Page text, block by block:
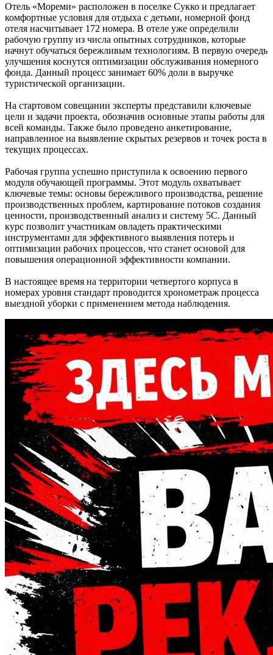
Отель «Мореми» расположен в поселке Сукко и предлагает
комфортные условия для отдыха с детьми, номерной фонд
отеля насчитывает 172 номера. В отеле уже определили
рабочую группу из числа опытных сотрудников, которые
начнут обучаться бережливым технологиям. В первую очередь
улучшения коснутся оптимизации обслуживания номерного
фонда. Данный процесс занимает 60% доли в выручке
туристической организации.
На стартовом совещании эксперты представили ключевые
цели и задачи проекта, обозначив основные этапы работы для
всей команды. Также было проведено анкетирование,
направленное на выявление скрытых резервов и точек роста в
текущих процессах.
Рабочая группа успешно приступила к освоению первого
модуля обучающей программы. Этот модуль охватывает
ключевые темы: основы бережливого производства, решение
производственных проблем, картирование потоков создания
ценности, производственный анализ и систему 5С. Данный
курс позволит участникам овладеть практическими
инструментами для эффективного выявления потерь и
оптимизации рабочих процессов, что станет основой для
повышения операционной эффективности компании.
В настоящее время на территории четвертого корпуса в
номерах уровня стандарт проводится хронометраж процесса
выездной уборки с применением метода наблюдения.